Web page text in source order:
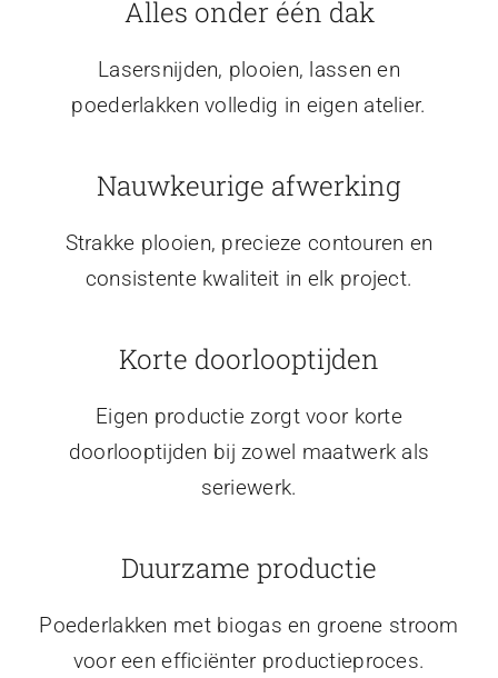
Alles onder één dak
Lasersnijden, plooien, lassen en
poederlakken volledig in eigen atelier.
Nauwkeurige afwerking
Strakke plooien, precieze contouren en
consistente kwaliteit in elk project.
Korte doorlooptijden
Eigen productie zorgt voor korte
doorlooptijden bij zowel maatwerk als
seriewerk.
Duurzame productie
Poederlakken met biogas en groene stroom
voor een efficiënter productieproces.